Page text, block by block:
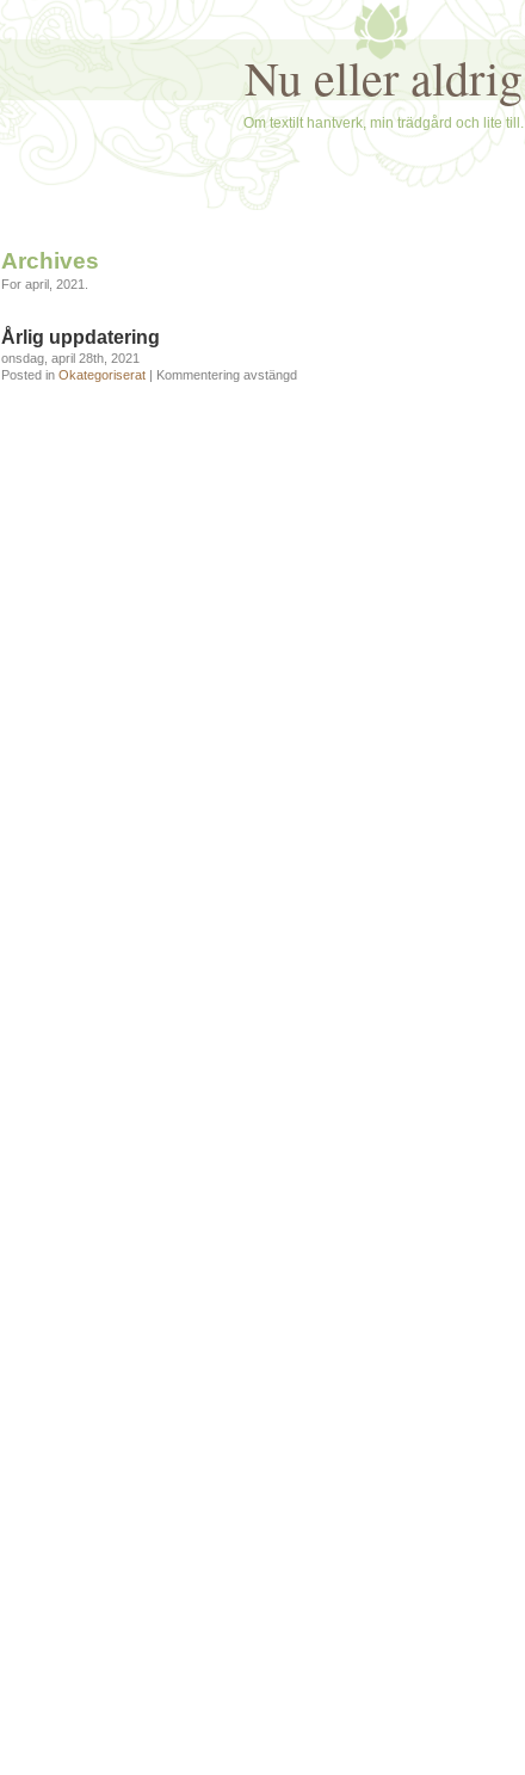
Nu eller aldrig
Om textilt hantverk, min trädgård och lite till.
Archives
For april, 2021.
Årlig uppdatering
onsdag, april 28th, 2021
Posted in Okategoriserat | Kommentering avstängd